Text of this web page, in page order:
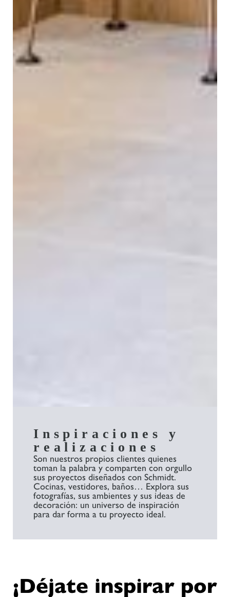
Inspiraciones y
realizaciones
Son nuestros propios clientes quienes
toman la palabra y comparten con orgullo
sus proyectos diseñados con Schmidt.​
Cocinas, vestidores, baños… Explora sus
fotografías, sus ambientes y sus ideas de
decoración: un universo de inspiración
para dar forma a tu proyecto ideal.​
¡Déjate inspirar por